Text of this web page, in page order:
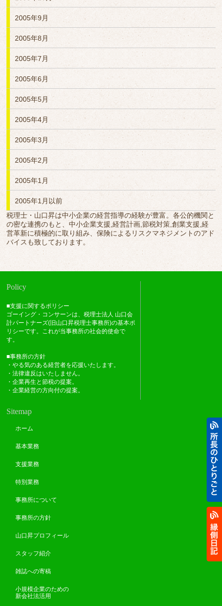
2005年9月
2005年8月
2005年7月
2005年6月
2005年5月
2005年4月
2005年3月
2005年2月
2005年1月
2005年1月以前
税理士・山口昇は中小企業の経営指導の経験が豊富。各公的機関と
の密な連携のもと、中小企業支援,経営計画,節税対策,創業支援,経
営革新に積極的に取り組み、保険によるリスクマネジメントのアド
バイスも致しております。
Policy
■支援に関するポリシー
ゴーイング・コンサーンは、税理士法人 山口会
計パートナーズ(旧山口昇税理士事務所)の基本ポ
リシーです。これが当事務所の社会的使命で
す。
■事務所の方針
・やる気のある経営者を応援いたします。
・法律違反はいたしません。
・企業再生と節税の提案。
・企業経営の方向付の提案。
Sitemap
ホーム
基本業務
支援業務
特別業務
事務所について
事務所の方針
山口昇プロフィール
スタッフ紹介
雑誌への寄稿
小規模企業のための
新会社法活用